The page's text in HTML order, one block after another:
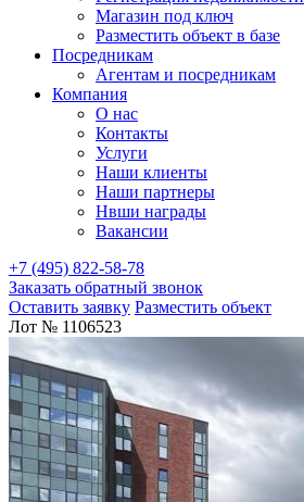
Магазин под ключ
Разместить объект в базе
Посредникам
Агентам и посредникам
Компания
О нас
Контакты
Услуги
Наши клиенты
Наши партнеры
Нвши награды
Вакансии
+7 (495) 822-58-78
Заказать обратный звонок
Оставить заявку Разместить объект
Лот № 1106523